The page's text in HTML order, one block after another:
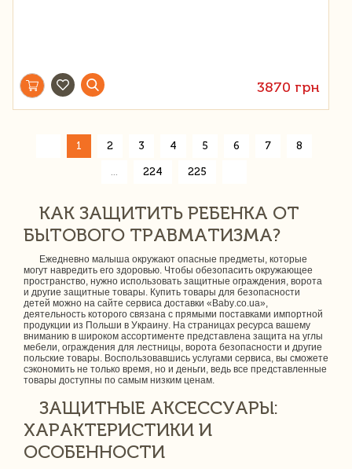
3870 грн
1 2 3 4 5 6 7 8
224 225
КАК ЗАЩИТИТЬ РЕБЕНКА ОТ
БЫТОВОГО ТРАВМАТИЗМА?
Ежедневно малыша окружают опасные предметы, которые
могут навредить его здоровью. Чтобы обезопасить окружающее
пространство, нужно использовать защитные ограждения, ворота
и другие защитные товары. Купить товары для безопасности
детей можно на сайте сервиса доставки «Baby.co.ua»,
деятельность которого связана с прямыми поставками импортной
продукции из Польши в Украину. На страницах ресурса вашему
вниманию в широком ассортименте представлена защита на углы
мебели, ограждения для лестницы, ворота безопасности и другие
польские товары. Воспользовавшись услугами сервиса, вы сможете
сэкономить не только время, но и деньги, ведь все представленные
товары доступны по самым низким ценам.
ЗАЩИТНЫЕ АКСЕССУАРЫ:
ХАРАКТЕРИСТИКИ И
ОСОБЕННОСТИ